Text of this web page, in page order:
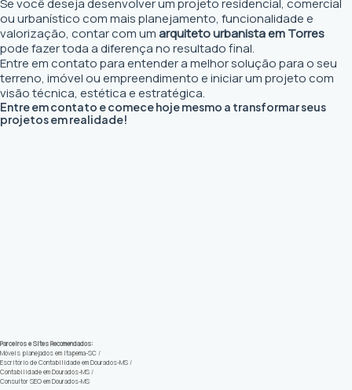
Se você deseja desenvolver um projeto residencial, comercial
ou urbanístico com mais planejamento, funcionalidade e
valorização, contar com umarquiteto urbanista em Torres
pode fazer toda a diferença no resultado final.
Entre em contato para entender a melhor solução para o seu
terreno, imóvel ou empreendimento e iniciar um projeto com
visão técnica, estética e estratégica.
Entre em contato e comece hoje mesmo a transformar seus
projetos em realidade!
Parceiros e Sites Recomendados:
Móveis planejados em Itapema-SC /
Escritório de Contabilidade em Dourados-MS /
Contabilidade em Dourados-MS /
Consultor SEO em Dourados-MS